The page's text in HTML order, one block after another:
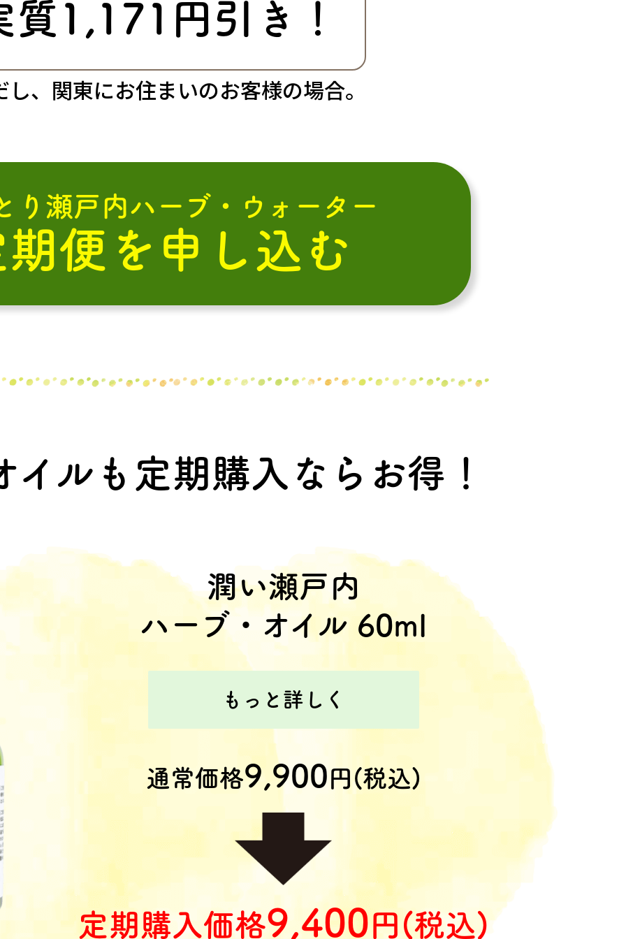
質1,171円引き！
、関東にお住まいのお客様の場合。
り瀬戸内ハーブ・ウォーター
便を申し込む
イルも 定期購入ならお得！
潤い瀬戸内
ハーブ・オイル 60ml
もっと詳しく
通常価格9,900円(税込)
定期購入価格9,400円(税込)